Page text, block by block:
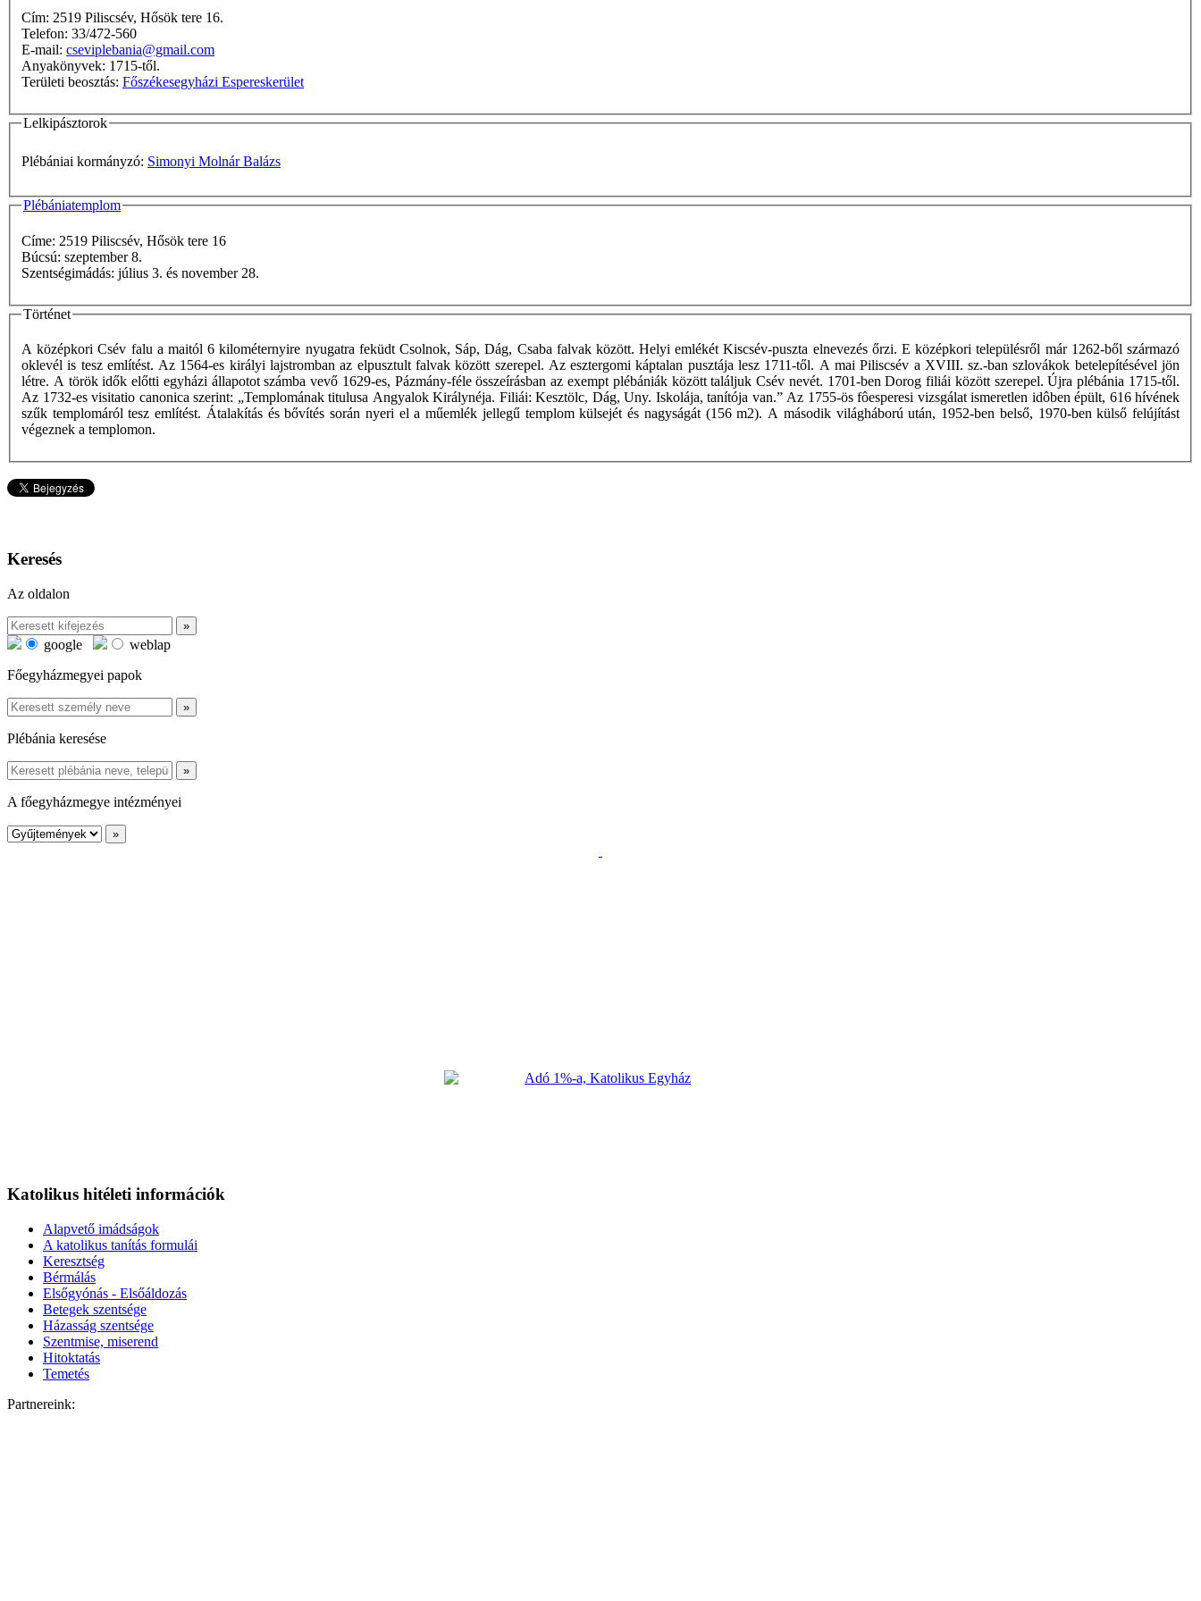
Cím: 2519 Piliscsév, Hősök tere 16.
Telefon: 33/472-560
E-mail: cseviplebania@gmail.com
Anyakönyvek: 1715-től.
Területi beosztás: Főszékesegyházi Espereskerület
Lelkipásztorok
Plébániai kormányzó: Simonyi Molnár Balázs
Plébániatemplom
Címe: 2519 Piliscsév, Hősök tere 16
Búcsú: szeptember 8.
Szentségimádás: július 3. és november 28.
Történet
A középkori Csév falu a maitól 6 kilométernyire nyugatra feküdt Csolnok, Sáp, Dág, Csaba falvak között. Helyi emlékét Kiscsév-puszta elnevezés őrzi. E középkori településről már 1262-ből származó
oklevél is tesz említést. Az 1564-es királyi lajstromban az elpusztult falvak között szerepel. Az esztergomi káptalan pusztája lesz 1711-től. A mai Piliscsév a XVIII. sz.-ban szlovákok betelepítésével jön
létre. A török idők előtti egyházi állapotot számba vevő 1629-es, Pázmány-féle összeírásban az exempt plébániák között találjuk Csév nevét. 1701-ben Dorog filiái között szerepel. Újra plébánia 1715-től.
Az 1732-es visitatio canonica szerint: „Templomának titulusa Angyalok Királynéja. Filiái: Kesztölc, Dág, Uny. Iskolája, tanítója van.” Az 1755-ös fôesperesi vizsgálat ismeretlen idôben épült, 616 hívének
szűk templomáról tesz említést. Átalakítás és bővítés során nyeri el a műemlék jellegű templom külsejét és nagyságát (156 m2). A második világháború után, 1952-ben belső, 1970-ben külső felújítást
végeznek a templomon.
Keresés
Az oldalon
google
weblap
Főegyházmegyei papok
Plébánia keresése
A főegyházmegye intézményei
Katolikus hitéleti információk
Alapvető imádságok
A katolikus tanítás formulái
Keresztség
Bérmálás
Elsőgyónás - Elsőáldozás
Betegek szentsége
Házasság szentsége
Szentmise, miserend
Hitoktatás
Temetés
Partnereink: